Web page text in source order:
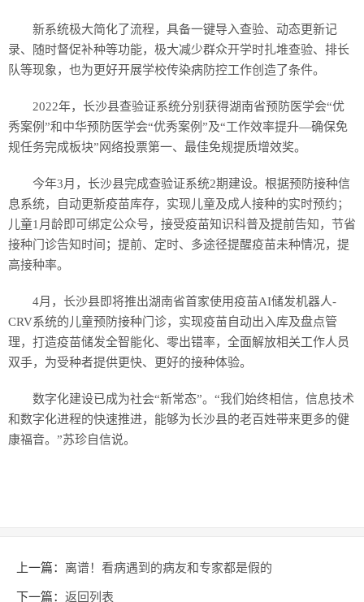
新系统极大简化了流程，具备一键导入查验、动态更新记
录、随时督促补种等功能，极大减少群众开学时扎堆查验、排长
队等现象，也为更好开展学校传染病防控工作创造了条件。
2022年，长沙县查验证系统分别获得湖南省预防医学会“优
秀案例”和中华预防医学会“优秀案例”及“工作效率提升—确保免
规任务完成板块”网络投票第一、最佳免规提质增效奖。
今年3月，长沙县完成查验证系统2期建设。根据预防接种信
息系统，自动更新疫苗库存，实现儿童及成人接种的实时预约；
儿童1月龄即可绑定公众号，接受疫苗知识科普及提前告知，节省
接种门诊告知时间；提前、定时、多途径提醒疫苗未种情况，提
高接种率。
4月，长沙县即将推出湖南省首家使用疫苗AI储发机器人-
CRV系统的儿童预防接种门诊，实现疫苗自动出入库及盘点管
理，打造疫苗储发全智能化、零出错率，全面解放相关工作人员
双手，为受种者提供更快、更好的接种体验。
数字化建设已成为社会“新常态”。“我们始终相信，信息技术
和数字化进程的快速推进，能够为长沙县的老百姓带来更多的健
康福音。”苏珍自信说。
上一篇： 离谱！看病遇到的病友和专家都是假的
下一篇： 返回列表